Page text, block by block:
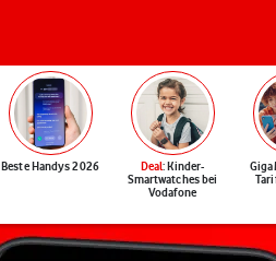
Beste Handys 2026 Deal: Kinder-
Smartwatches bei
Vodafone